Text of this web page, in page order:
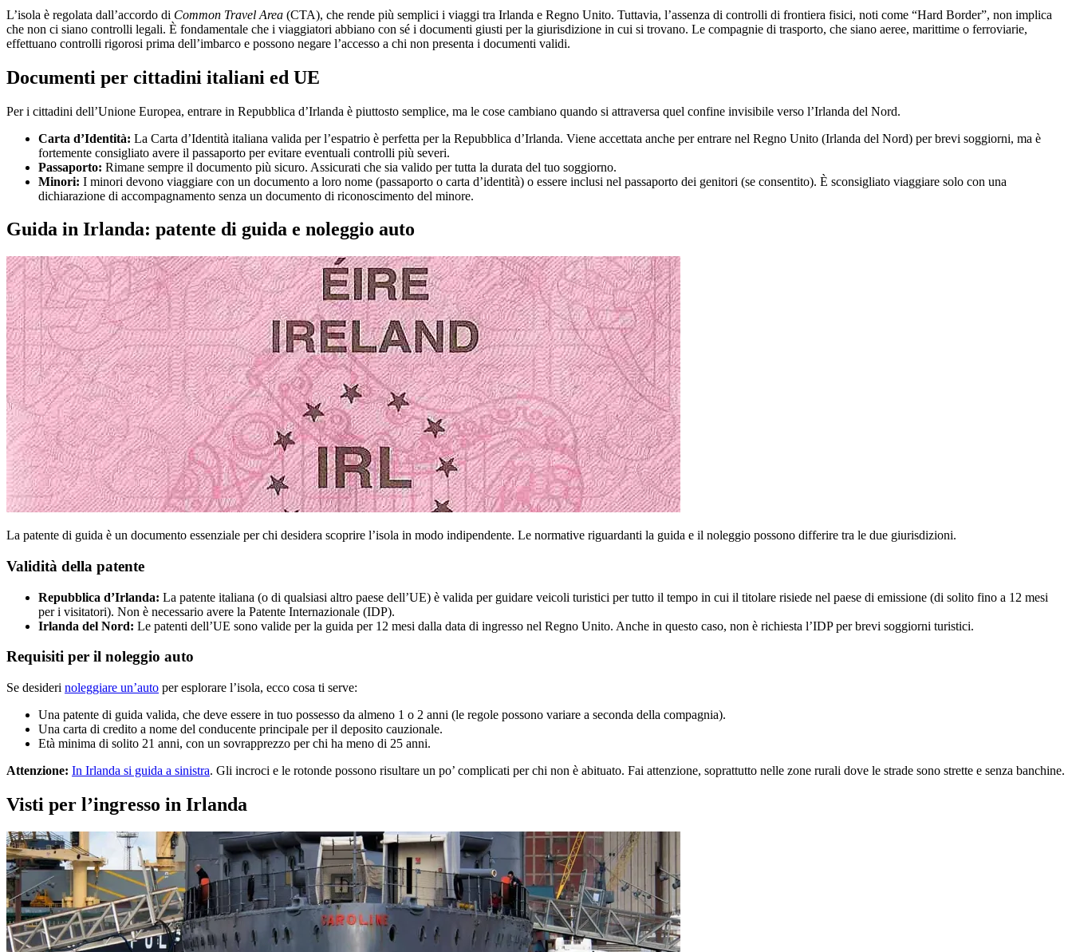
L’isola è regolata dall’accordo di Common Travel Area (CTA), che rende più semplici i viaggi tra Irlanda e Regno Unito. Tuttavia, l’assenza di controlli di frontiera fisici, noti come “Hard Border”, non implica
che non ci siano controlli legali. È fondamentale che i viaggiatori abbiano con sé i documenti giusti per la giurisdizione in cui si trovano. Le compagnie di trasporto, che siano aeree, marittime o ferroviarie,
effettuano controlli rigorosi prima dell’imbarco e possono negare l’accesso a chi non presenta i documenti validi.
Documenti per cittadini italiani ed UE
Per i cittadini dell’Unione Europea, entrare in Repubblica d’Irlanda è piuttosto semplice, ma le cose cambiano quando si attraversa quel confine invisibile verso l’Irlanda del Nord.
Carta d’Identità: La Carta d’Identità italiana valida per l’espatrio è perfetta per la Repubblica d’Irlanda. Viene accettata anche per entrare nel Regno Unito (Irlanda del Nord) per brevi soggiorni, ma è
fortemente consigliato avere il passaporto per evitare eventuali controlli più severi.
Passaporto: Rimane sempre il documento più sicuro. Assicurati che sia valido per tutta la durata del tuo soggiorno.
Minori: I minori devono viaggiare con un documento a loro nome (passaporto o carta d’identità) o essere inclusi nel passaporto dei genitori (se consentito). È sconsigliato viaggiare solo con una
dichiarazione di accompagnamento senza un documento di riconoscimento del minore.
Guida in Irlanda: patente di guida e noleggio auto
La patente di guida è un documento essenziale per chi desidera scoprire l’isola in modo indipendente. Le normative riguardanti la guida e il noleggio possono differire tra le due giurisdizioni.
Validità della patente
Repubblica d’Irlanda: La patente italiana (o di qualsiasi altro paese dell’UE) è valida per guidare veicoli turistici per tutto il tempo in cui il titolare risiede nel paese di emissione (di solito fino a 12 mesi
per i visitatori). Non è necessario avere la Patente Internazionale (IDP).
Irlanda del Nord: Le patenti dell’UE sono valide per la guida per 12 mesi dalla data di ingresso nel Regno Unito. Anche in questo caso, non è richiesta l’IDP per brevi soggiorni turistici.
Requisiti per il noleggio auto
Se desideri noleggiare un’auto per esplorare l’isola, ecco cosa ti serve:
Una patente di guida valida, che deve essere in tuo possesso da almeno 1 o 2 anni (le regole possono variare a seconda della compagnia).
Una carta di credito a nome del conducente principale per il deposito cauzionale.
Età minima di solito 21 anni, con un sovrapprezzo per chi ha meno di 25 anni.
Attenzione: In Irlanda si guida a sinistra. Gli incroci e le rotonde possono risultare un po’ complicati per chi non è abituato. Fai attenzione, soprattutto nelle zone rurali dove le strade sono strette e senza banchine.
Visti per l’ingresso in Irlanda